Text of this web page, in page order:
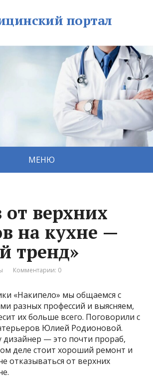
портал
МЕНЮ
от верхних
на кухне —
тренд»
Комментарии: 0
«Накипело» мы общаемся с
разных профессий и выясняем,
их больше всего. Поговорили с
Юлией Родионовой.
дизайнер — это почти прораб,
деле стоит хороший ремонт и
отказываться от верхних